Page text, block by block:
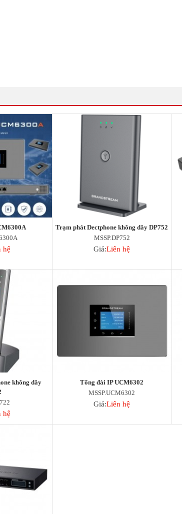
hệ
Trạm phát Dectphone không dây DP752
MSSP.DP752
Giá:Liên hệ
không dây
hệ
Tổng đài IP UCM6302
MSSP.UCM6302
Giá:Liên hệ